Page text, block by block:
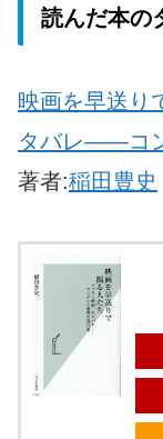
読んだ本の
映画を早送り
タバレ――コ
著者:稲田豊史